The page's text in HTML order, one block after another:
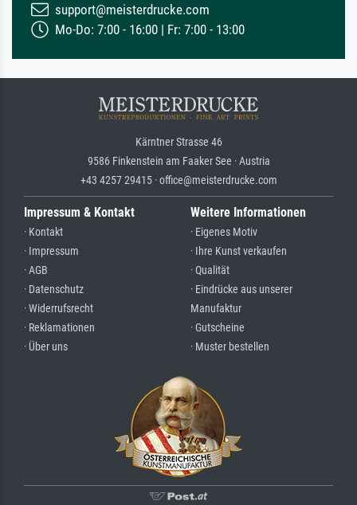
support@meisterdrucke.com
Mo-Do: 7:00 - 16:00 | Fr: 7:00 - 13:00
Kärntner Strasse 46
9586 Finkenstein am Faaker See · Austria
+43 4257 29415 · office@meisterdrucke.com
Impressum & Kontakt
· Kontakt
· Impressum
· AGB
· Datenschutz
· Widerrufsrecht
· Reklamationen
· Über uns
Weitere Informationen
· Eigenes Motiv
· Ihre Kunst verkaufen
· Qualität
· Eindrücke aus unserer
Manufaktur
· Gutscheine
· Muster bestellen